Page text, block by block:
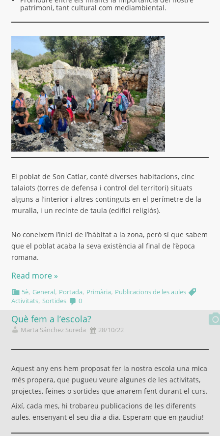
patrimoni, tant cultural com mediambiental.
El poblat de Son Catlar, conté diverses habitacions, cinc
talaiots (torres de defensa i control del territori) situats
alguns a l’interior i altres continguts en el perímetre de la
muralla, i un recinte de taula (edifici religiós).
No coneixem l’inici de l’hàbitat a la zona, però sí que sabem
que el poblat acaba la seva existència al final de l’època
romana.
Read more »
5è, General, Portada, Primària, Publicacions de les aules
Activitats, Sortides 0
Què fem a l’escola?
Marta Sánchez Sureda 28/10/22
Aquest any ens hem proposat fer la nostra escola una mica
més propera, que pugueu veure algunes de les activitats,
projectes, feines o sortides que anarem fent durant el curs.
Així, cada mes, hi trobareu publicacions de les diferents
aules, ensenyant el seu dia a dia. Esperam que en gaudiu!